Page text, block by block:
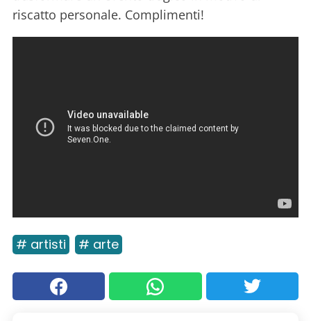
riscatto personale. Complimenti!
# artisti # arte